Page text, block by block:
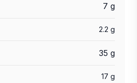
7 g
2.2 g
35 g
17 g